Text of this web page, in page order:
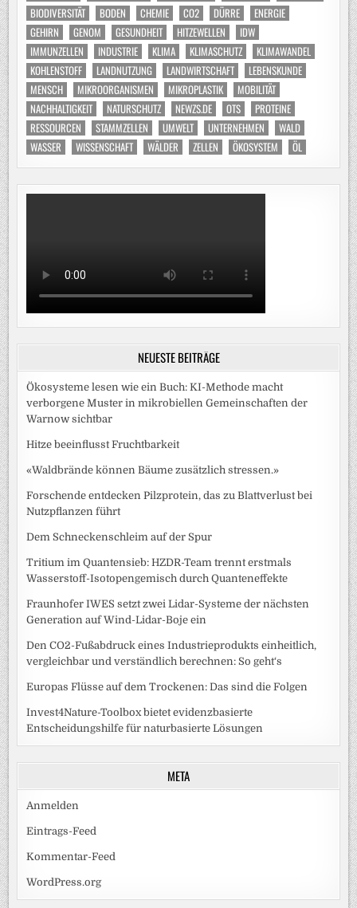
BIODIVERSITÄT
BODEN CHEMIE CO2 DÜRRE
ENERGIE
GEHIRN
GENOM GESUNDHEIT HITZEWELLEN
IDW
IMMUNZELLEN
INDUSTRIE KLIMA KLIMASCHUTZ
KLIMAWANDEL
KOHLENSTOFF
LANDNUTZUNG LANDWIRTSCHAFT
LEBENSKUNDE
MENSCH
MIKROORGANISMEN MIKROPLASTIK
MOBILITÄT
NACHHALTIGKEIT
NATURSCHUTZ NEWZS.DE OTS
PROTEINE
RESSOURCEN
STAMMZELLEN UMWELT UNTERNEHMEN
WALD
WASSER
WISSENSCHAFT WÄLDER ZELLEN ÖKOSYSTEM ÖL
NEUESTE BEITRÄGE
Ökosysteme lesen wie ein Buch: KI-Methode macht
verborgene Muster in mikrobiellen Gemeinschaften der
Warnow sichtbar
Hitze beeinflusst Fruchtbarkeit
«Waldbrände können Bäume zusätzlich stressen.»
Forschende entdecken Pilzprotein, das zu Blattverlust bei
Nutzpflanzen führt
Dem Schneckenschleim auf der Spur
Tritium im Quantensieb: HZDR-Team trennt erstmals
Wasserstoff-Isotopengemisch durch Quanteneffekte
Fraunhofer IWES setzt zwei Lidar-Systeme der nächsten
Generation auf Wind-Lidar-Boje ein
Den CO2-Fußabdruck eines Industrieprodukts einheitlich,
vergleichbar und verständlich berechnen: So geht‘s
Europas Flüsse auf dem Trockenen: Das sind die Folgen
Invest4Nature-Toolbox bietet evidenzbasierte
Entscheidungshilfe für naturbasierte Lösungen
META
Anmelden
Eintrags-Feed
Kommentar-Feed
WordPress.org